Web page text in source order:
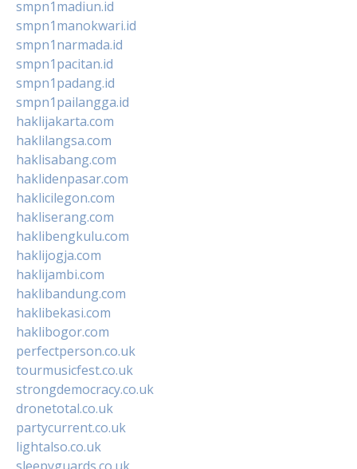
smpn1madiun.id
smpn1manokwari.id
smpn1narmada.id
smpn1pacitan.id
smpn1padang.id
smpn1pailangga.id
haklijakarta.com
haklilangsa.com
haklisabang.com
haklidenpasar.com
haklicilegon.com
hakliserang.com
haklibengkulu.com
haklijogja.com
haklijambi.com
haklibandung.com
haklibekasi.com
haklibogor.com
perfectperson.co.uk
tourmusicfest.co.uk
strongdemocracy.co.uk
dronetotal.co.uk
partycurrent.co.uk
lightalso.co.uk
sleepyguards.co.uk